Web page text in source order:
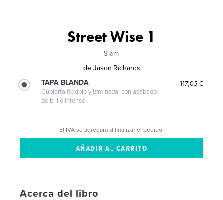
Street Wise 1
Siam
de Jason Richards
TAPA BLANDA
Cubierta flexible y laminada, con acabado
de brillo intenso.
117,05 €
El IVA se agregará al finalizar el pedido.
Acerca del libro